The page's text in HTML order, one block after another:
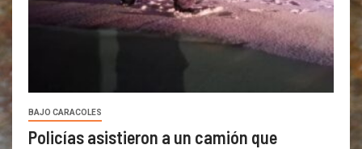
BAJO CARACOLES
Policías asistieron a un camión que